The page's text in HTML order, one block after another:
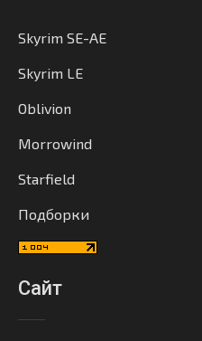
Skyrim SE-AE
Skyrim LE
Oblivion
Morrowind
Starfield
Подборки
Сайт